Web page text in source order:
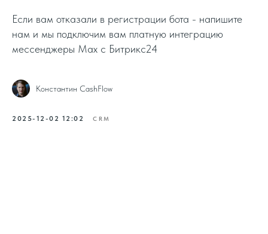
Если вам отказали в регистрации бота - напишите
нам и мы подключим вам платную интеграцию
мессенджеры Max с Битрикс24
Константин CashFlow
2025-12-02 12:02 CRM